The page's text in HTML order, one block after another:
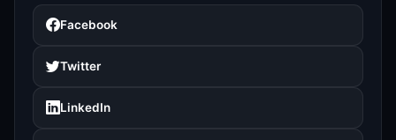
Facebook
Twitter
LinkedIn